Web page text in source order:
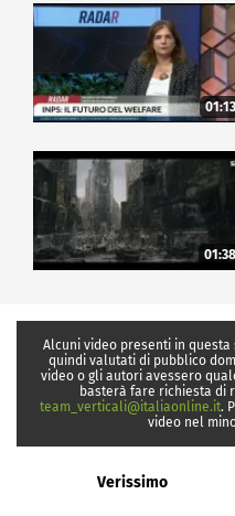
01:13
01:38
Alcuni video presenti in
quindi valutati di pubblico
video o gli autori avessero
basterà fare richiesta di
team_verticali@italiaonline.it.
video nel
Verissimo